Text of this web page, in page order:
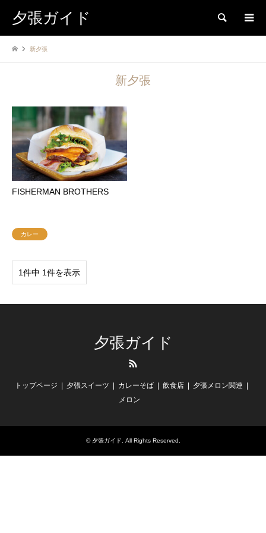
夕張ガイド 検索
新夕張
新夕張
FISHERMAN BROTHERS
カレー
1件中 1件を表示
夕張ガイド
トップページ 夕張スイーツ カレーそば 飲食店
夕張メロン関連
メロン
© 夕張ガイド . All Rights Reserved.